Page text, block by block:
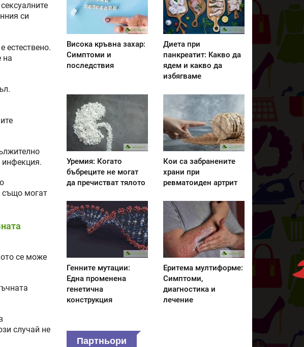
си
естествено.
на
също могат
се може
случай не
Висока кръвна захар:
Симптоми и
последствия
Диета при
панкреатит: Kакво да
ядем и какво да
избягваме
Уремия: Когато
бъбреците не могат
да пречистват тялото
Кои са забранените
храни при
ревматоиден артрит
Генните мутации:
Една променена
генетична
конструкция
Еритема мултиформе:
Симптоми,
диагностика и
лечение
Партньори